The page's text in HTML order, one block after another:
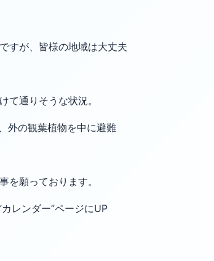
すが、皆様の地域は大丈夫
て通りそうな状況。
外の観葉植物を中に避難
を願っております。
レンダー”ページにUP